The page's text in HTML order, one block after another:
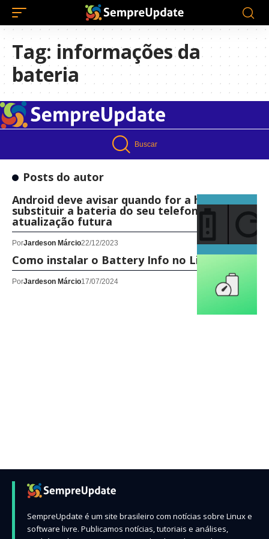
Tag: informações da
bateria
Buscar
Posts do autor
Android deve avisar quando for a hora de
substituir a bateria do seu telefone em
atualização futura
PorJardeson Márcio22/12/2023
Como instalar o Battery Info no Linux!
PorJardeson Márcio17/07/2024
SempreUpdate é um site brasileiro com notícias sobre Linux e
software livre. Publicamos notícias, tutoriais e análises,